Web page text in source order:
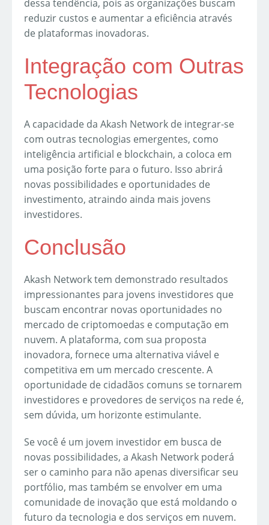
dessa tendência, pois as organizações buscam
reduzir custos e aumentar a eficiência através
de plataformas inovadoras.
Integração com Outras
Tecnologias
A capacidade da Akash Network de integrar-se
com outras tecnologias emergentes, como
inteligência artificial e blockchain, a coloca em
uma posição forte para o futuro. Isso abrirá
novas possibilidades e oportunidades de
investimento, atraindo ainda mais jovens
investidores.
Conclusão
Akash Network tem demonstrado resultados
impressionantes para jovens investidores que
buscam encontrar novas oportunidades no
mercado de criptomoedas e computação em
nuvem. A plataforma, com sua proposta
inovadora, fornece uma alternativa viável e
competitiva em um mercado crescente. A
oportunidade de cidadãos comuns se tornarem
investidores e provedores de serviços na rede é,
sem dúvida, um horizonte estimulante.
Se você é um jovem investidor em busca de
novas possibilidades, a Akash Network poderá
ser o caminho para não apenas diversificar seu
portfólio, mas também se envolver em uma
comunidade de inovação que está moldando o
futuro da tecnologia e dos serviços em nuvem.